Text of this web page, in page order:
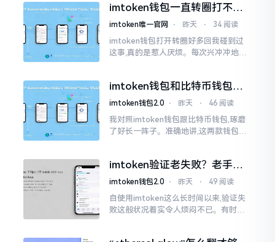
imtoken钱包一直转圈打不开
解决办法分享
imtoken唯一官网 ⋅ 昨天 ⋅ 34 阅读
imtoken钱包打开转圈好多回我碰到过
这事,真的是惹人厌烦。每次兴冲冲地开
大家说法不尽相同
imtoken钱包和比特币钱包，
谁更安全？老玩家来聊聊
imtoken钱包2.0 ⋅ 昨天 ⋅ 46 阅读
我对照imtoken钱包跟比特币钱包,琢磨
了好长一阵子。准确地讲,这两款钱包我
挺美观
imtoken验证老失败？老手教
你几招搞定
imtoken钱包2.0 ⋅ 昨天 ⋅ 49 阅读
自使用imtoken这么长时间以来,验证失
败这般状况着实令人烦闷不已。有时急